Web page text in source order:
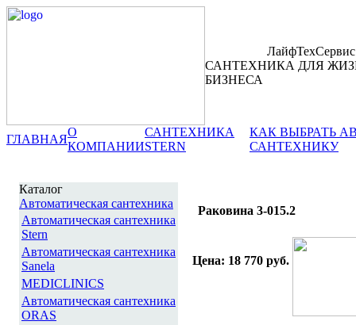
ЛайфТехСервис
САНТЕХНИКА ДЛЯ
БИЗНЕСА
ГЛАВНАЯ
О
КОМПАНИИ
САНТЕХНИКА
STERN
КАК ВЫБРАТЬ
САНТЕХНИКУ
Каталог
Автоматическая сантехника
Автоматическая сантехника
Stern
Автоматическая сантехника
Sanela
MEDICLINICS
Автоматическая сантехника
ORAS
Раковина 3-015.2
Цена: 18 770 руб.